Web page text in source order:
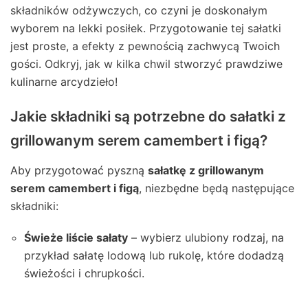
składników odżywczych, co czyni je doskonałym
wyborem na lekki posiłek. Przygotowanie tej sałatki
jest proste, a efekty z pewnością zachwycą Twoich
gości. Odkryj, jak w kilka chwil stworzyć prawdziwe
kulinarne arcydzieło!
Jakie składniki są potrzebne do sałatki z
grillowanym serem camembert i figą?
Aby przygotować pyszną sałatkę z grillowanym
serem camembert i figą, niezbędne będą następujące
składniki:
Świeże liście sałaty – wybierz ulubiony rodzaj, na
przykład sałatę lodową lub rukolę, które dodadzą
świeżości i chrupkości.